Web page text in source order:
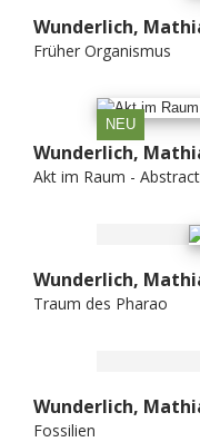
Wunderlich,
Früher Organismus
NEU
Wunderlich,
Akt im Raum -
Wunderlich,
Traum des Pharao
Wunderlich,
Fossilien